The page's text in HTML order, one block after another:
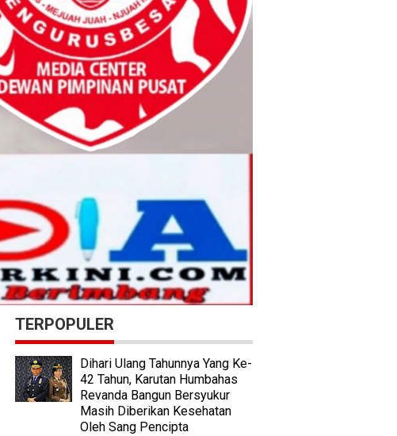
TERPOPULER
Dihari Ulang Tahunnya Yang Ke-
42 Tahun, Karutan Humbahas
Revanda Bangun Bersyukur
Masih Diberikan Kesehatan
Oleh Sang Pencipta